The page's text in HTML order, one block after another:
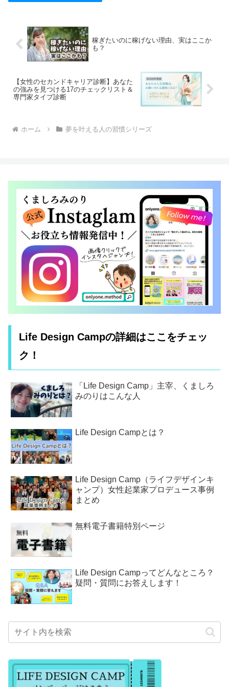
稼ぎたいのに稼げない理由、実はここか
も？
【女性のセカンドキャリア診断】あなた
の強みを見つける17のチェックリスト＆
専門家タイプ診断
ホーム 夢を叶える人の習慣シリーズ
Life Design Campの詳細はここをチェッ
ク！
「Life Design Camp」主宰、くましろ
みのりはこんな人
Life Design Campとは？
Life Design Camp（ライフデザインキ
ャンプ）女性起業家プロデュース事例
まとめ
無料電子書籍特別ページ
Life Design Campってどんなところ？
疑問・質問にお答えします！